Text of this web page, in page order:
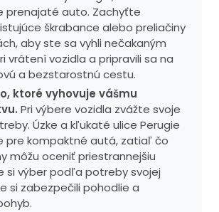
prenajaté auto. Zachyťte
škrabance alebo preliačiny
aby ste sa vyhli nečakaným
vrátení vozidla a pripravili sa na
a bezstarostnú cestu.
ktoré vyhovuje vášmu
Pri výbere vozidla zvážte svoje
Úzke a kľukaté ulice Perugie
pre kompaktné autá, zatiaľ čo
môžu oceniť priestrannejšiu
si výber podľa potreby svojej
si zabezpečili pohodlie a